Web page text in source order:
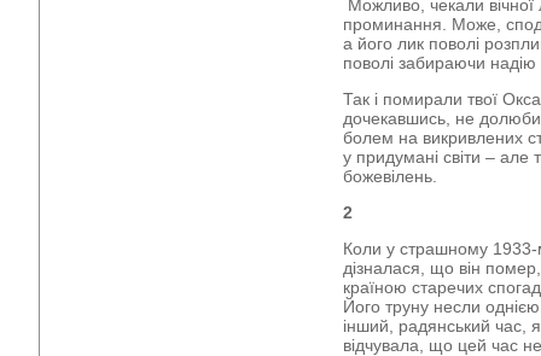
Можливо, чекали
проминання. Може,
а його лик поволі
поволі забираючи
Так і помирали твої
дочекавшись, не
болем на викривлених
у придумані світи – але
божевілень.
2
Коли у страшному 1933-
дізналася, що він
країною старечих
Його труну несли
інший, радянський час,
відчувала, що цей час